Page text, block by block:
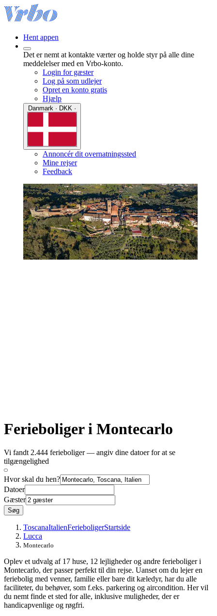
Hent appen
Det er nemt at kontakte værter og holde styr på alle dine
meddelelser med en Vrbo-konto.
Login for gæster
Log på som udlejer
Opret en konto gratis
Hjælp
Annoncér dit overnatningssted
Mine rejser
Feedback
Ferieboliger i Montecarlo
Vi fandt 2.444 ferieboliger — angiv dine datoer for at se
tilgængelighed
Hvor skal du hen?
Datoer
Gæster
Søg
ToscanaItalienFerieboligerStartside
Lucca
Montecarlo
Oplev et udvalg af 17 huse, 12 lejligheder og andre ferieboliger i
Montecarlo, der passer perfekt til din rejse. Uanset om du lejer en
feriebolig med venner, familie eller bare dit kæledyr, har du alle
faciliteter, du behøver, som f.eks. parkering og aircondition. Her vil
du nemt finde et sted for alle, inklusive muligheder, der er
handicapvenlige og røgfri.